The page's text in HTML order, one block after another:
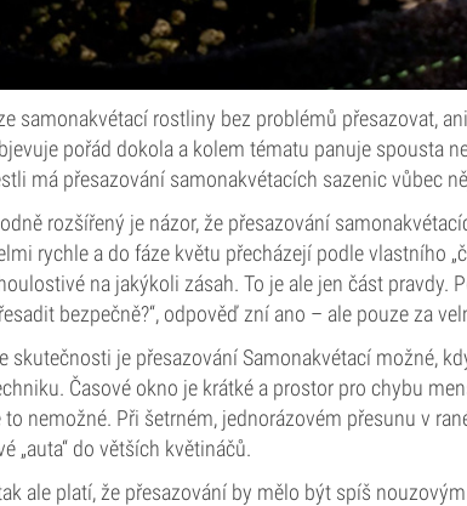
samonakvétací rostliny bez problémů přesazovat,
pořád dokola a kolem tématu panuje spousta
má přesazování samonakvétacích sazenic vůbec
rozšířený je názor, že přesazování
rychle a do fáze květu přecházejí podle vlastního
na jakýkoli zásah. To je ale jen část pravdy.
bezpečně?“, odpověď zní ano – ale pouze za
skutečnosti je přesazování Samonakvétací možné,
Časové okno je krátké a prostor pro chybu
to nemožné. Při šetrném, jednorázovém přesunu v
„auta“ do větších květináčů.
ale platí, že přesazování by mělo být spíš